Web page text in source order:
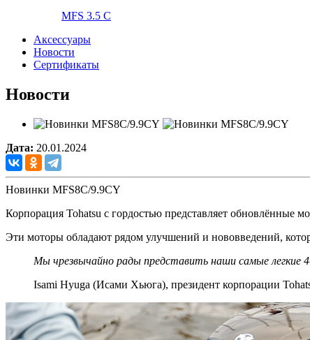
MFS 3.5 C
Аксессуары
Новости
Сертификаты
Новости
Дата: 20.01.2024
Новинки MFS8C/9.9CY
Корпорация Tohatsu с гордостью представляет обновлённые
Эти моторы обладают рядом улучшений и нововведений,
Мы чрезвычайно рады представить наши самые
Isami Hyuga (Исами Хьюга), президент корпорации